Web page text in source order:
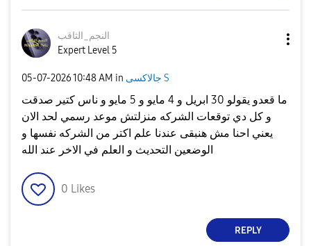
النجم_الثاقب
Expert Level 5
‎05-07-202610:48 AM in جالاكسى S
ما قعدو يقولو 30 ابريل و 4 مايو و 5 مايو و ناس كتير صدقت
و كل دي توقعات الشركه منزلتش موعد رسمي لحد الان
يعني احنا مش هنبقى عندنا علم اكتر من الشركه نفسها و
الوضعين التحديث و العلم في الاخر عند الله
0 Likes
REPLY